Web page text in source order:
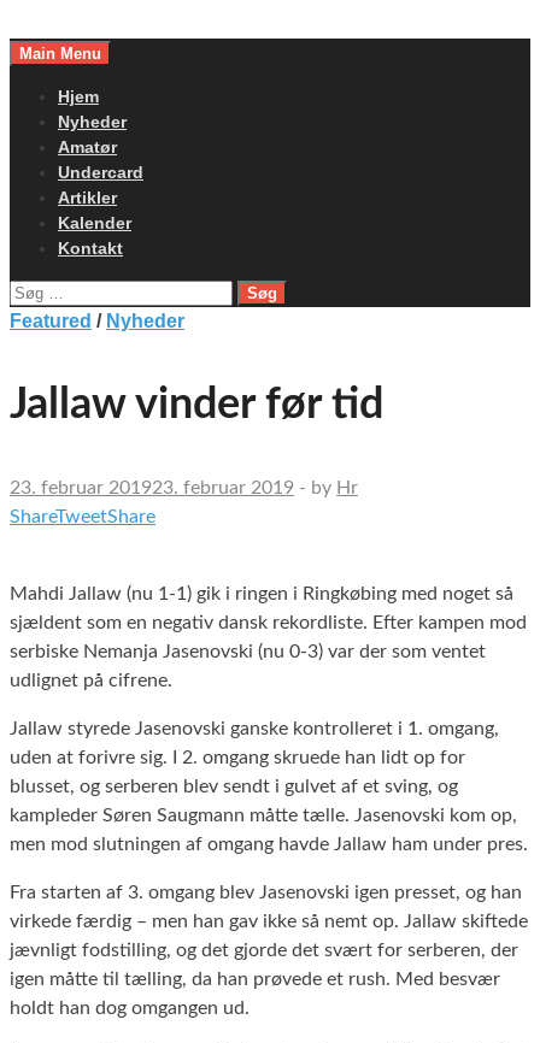
toMain Menu
Hjem
Nyheder
Amatør
Undercard
Artikler
Kalender
Kontakt
Søg
efter:
Featured / Nyheder
Jallaw vinder før tid
23. februar 201923. februar 2019 - by Hr
ShareTweetShare
Mahdi Jallaw (nu 1-1) gik i ringen i Ringkøbing med noget så
sjældent som en negativ dansk rekordliste. Efter kampen mod
serbiske Nemanja Jasenovski (nu 0-3) var der som ventet
udlignet på cifrene.
Jallaw styrede Jasenovski ganske kontrolleret i 1. omgang,
uden at forivre sig. I 2. omgang skruede han lidt op for
blusset, og serberen blev sendt i gulvet af et sving, og
kampleder Søren Saugmann måtte tælle. Jasenovski kom op,
men mod slutningen af omgang havde Jallaw ham under pres.
Fra starten af 3. omgang blev Jasenovski igen presset, og han
virkede færdig – men han gav ikke så nemt op. Jallaw skiftede
jævnligt fodstilling, og det gjorde det svært for serberen, der
igen måtte til tælling, da han prøvede et rush. Med besvær
holdt han dog omgangen ud.